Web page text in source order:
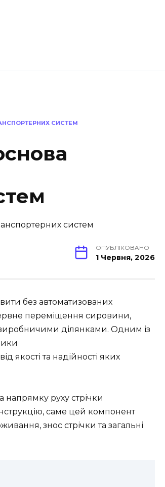
СИСТЕМ
ОПУБЛІКОВАНО
1 Червня, 2026
без автоматизованих
переміщення сировини,
виробничими ділянками. Одним із
якості та надійності яких
руху стрічки
саме цей компонент
знос стрічки та загальні